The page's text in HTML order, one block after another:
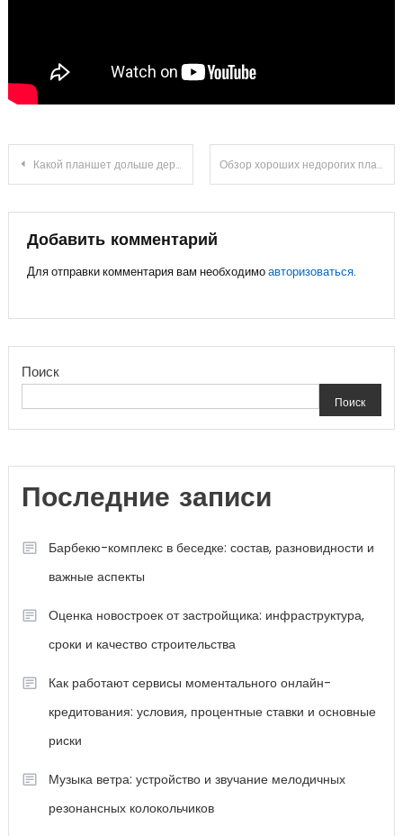
Навигация
записям
Какой планшет дольше держит зарядку Обзор хороших недорогих планшетов
Добавить комментарий
Для отправки комментария вам необходимоавторизоваться.
Поиск
Поиск
Последние записи
Барбекю-комплекс в беседке: состав, разновидности и
важные аспекты
Оценка новостроек от застройщика: инфраструктура,
сроки и качество строительства
Как работают сервисы моментального онлайн-
кредитования: условия, процентные ставки и основные
риски
Музыка ветра: устройство и звучание мелодичных
резонансных колокольчиков